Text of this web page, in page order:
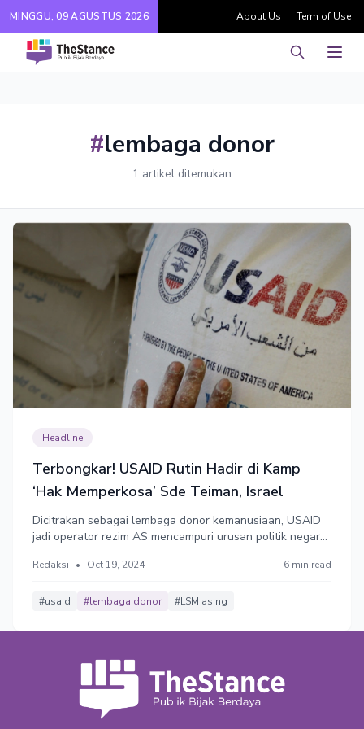
MINGGU, 09 AGUSTUS 2026 About Us Term of Use
Pencarian
#lembaga donor
1 artikel ditemukan
Headline
Terbongkar! USAID Rutin Hadir di Kamp
‘Hak Memperkosa’ Sde Teiman, Israel
Dicitrakan sebagai lembaga donor kemanusiaan, USAID
jadi operator rezim AS mencampuri urusan politik negara
Redaksi • Oct 19, 2024 6 min read
#usaid #lembaga donor #LSM asing